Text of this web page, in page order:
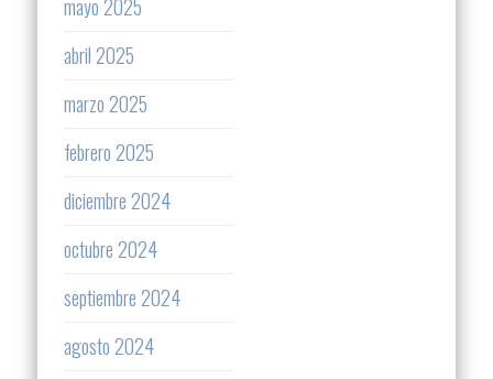
mayo 2025
abril 2025
marzo 2025
febrero 2025
diciembre 2024
octubre 2024
septiembre 2024
agosto 2024